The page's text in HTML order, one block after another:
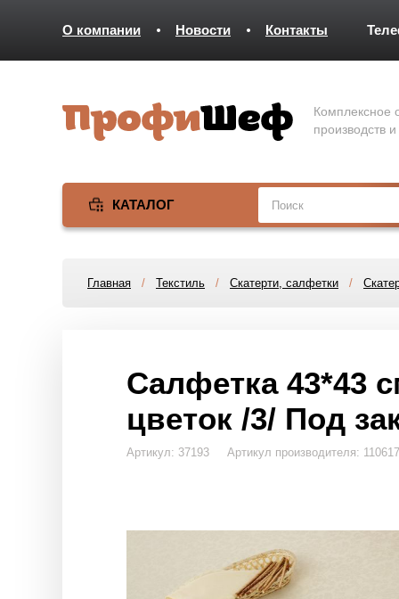
О компании Новости Контакты
Комплексное
производств
КАТАЛОГ
Главная / Текстиль / Скатерти, салфетки /
Салфетка 43*43
цветок /3/ Под
Артикул: 37193 Артикул производителя: